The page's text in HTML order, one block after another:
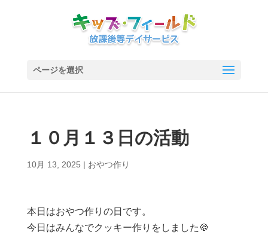
ページを選択
１０月１３日の活動
10月 13, 2025 | おやつ作り
本日はおやつ作りの日です。
今日はみんなでクッキー作りをしました🍪